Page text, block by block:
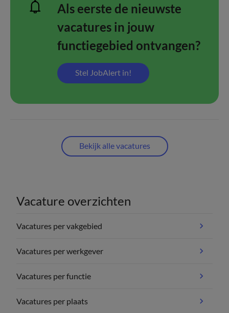
Als eerste de nieuwste
vacatures in jouw
functiegebied ontvangen?
Stel JobAlert in!
Bekijk alle vacatures
Vacature overzichten
Vacatures per vakgebied
Vacatures per werkgever
Vacatures per functie
Vacatures per plaats